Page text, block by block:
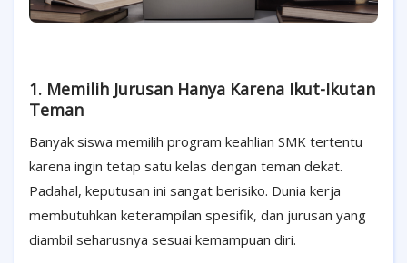
1. Memilih Jurusan Hanya Karena Ikut-Ikutan
Teman
Banyak siswa memilih program keahlian SMK tertentu
karena ingin tetap satu kelas dengan teman dekat.
Padahal, keputusan ini sangat berisiko. Dunia kerja
membutuhkan keterampilan spesifik, dan jurusan yang
diambil seharusnya sesuai kemampuan diri.